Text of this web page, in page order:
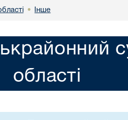
• Інше
області